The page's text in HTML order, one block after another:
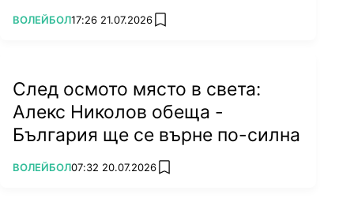
ПОВЕЧЕ ОТ
ВОЛЕЙБОЛ17:26 21.07.2026 add favorites
След осмото място в света:
Алекс Николов обеща -
България ще се върне по-силна
ПОВЕЧЕ ОТ
ВОЛЕЙБОЛ07:32 20.07.2026 add favorites